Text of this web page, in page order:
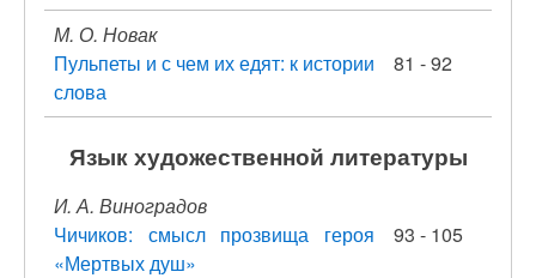
М. О. Новак
Пульпеты и с чем их едят: к истории
слова
81 - 92
Язык художественной литературы
И. А. Виноградов
Чичиков: смысл прозвища героя
«Мертвых душ»
93 - 105